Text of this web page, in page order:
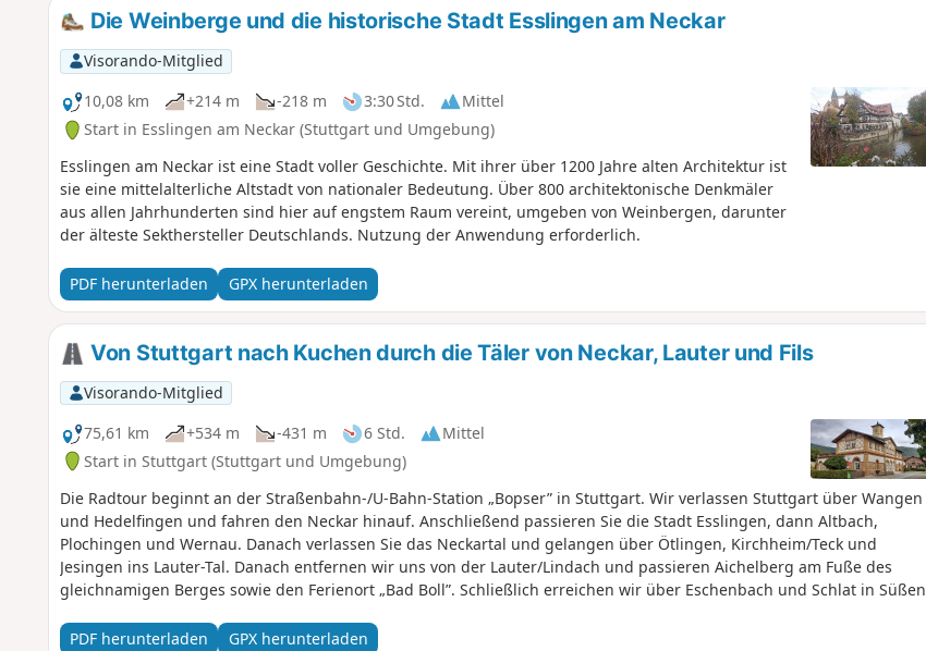
Die Weinberge und die historische Stadt Esslingen am Neckar
Visorando-Mitglied
10,08 km
+214 m -218 m 3:30 Std.
Mittel
Start in Esslingen am Neckar (Stuttgart und Umgebung)
Esslingen am Neckar ist eine Stadt voller Geschichte. Mit ihrer über 1200 Jahre alten Architektur ist
sie eine mittelalterliche Altstadt von nationaler Bedeutung. Über 800 architektonische Denkmäler
aus allen Jahrhunderten sind hier auf engstem Raum vereint, umgeben von Weinbergen, darunter
der älteste Sekthersteller Deutschlands. Nutzung der Anwendung erforderlich.
PDF herunterladen GPX herunterladen
Von Stuttgart nach Kuchen durch die Täler von Neckar, Lauter und Fils
Visorando-Mitglied
75,61 km
+534 m -431 m 6 Std.
Mittel
Start in Stuttgart (Stuttgart und Umgebung)
Die Radtour beginnt an der Straßenbahn-/U-Bahn-Station „Bopser” in Stuttgart. Wir verlassen Stuttgart über Wangen
und Hedelfingen und fahren den Neckar hinauf. Anschließend passieren Sie die Stadt Esslingen, dann Altbach,
Plochingen und Wernau. Danach verlassen Sie das Neckartal und gelangen über Ötlingen, Kirchheim/Teck und
Jesingen ins Lauter-Tal. Danach entfernen wir uns von der Lauter/Lindach und passieren Aichelberg am Fuße des
gleichnamigen Berges sowie den Ferienort „Bad Boll”. Schließlich erreichen wir über Eschenbach und Schlat in Süßen
PDF herunterladen
GPX herunterladen